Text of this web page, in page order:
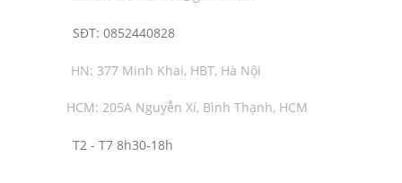
SĐT: 0852440828
HN: 377 Minh Khai, HBT, Hà Nội
HCM: 205A Nguyễn Xí, Bình Thạnh, HCM
T2 - T7 8h30-18h